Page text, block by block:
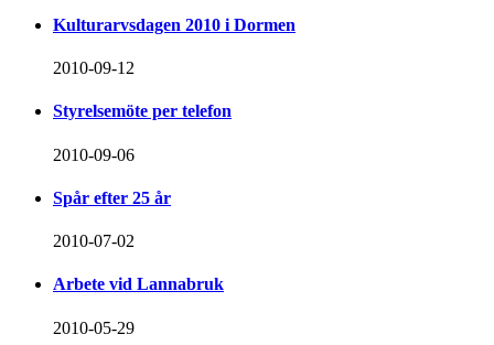
Kulturarvsdagen 2010 i Dormen
2010-09-12
Styrelsemöte per telefon
2010-09-06
Spår efter 25 år
2010-07-02
Arbete vid Lannabruk
2010-05-29